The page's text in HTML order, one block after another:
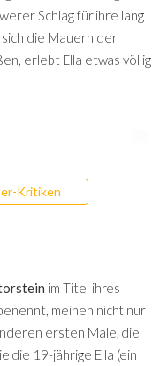
Schlag für ihre lang
die Mauern der
erlebt Ella etwas völlig
Kritiken
im Titel ihres
meinen nicht nur
ersten Male, die
die 19-jährige Ella (ein